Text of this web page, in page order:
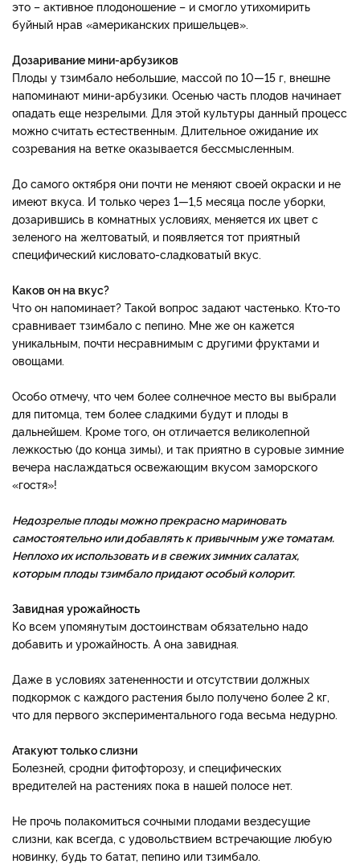
это – активное плодоношение – и смогло утихомирить
буйный нрав «американских пришельцев».
Дозаривание мини-арбузиков
Плоды у тзимбало небольшие, массой по 10—15 г, внешне
напоминают мини-арбузики. Осенью часть плодов начинает
опадать еще незрелыми. Для этой культуры данный процесс
можно считать естественным. Длительное ожидание их
созревания на ветке оказывается бессмысленным.
До самого октября они почти не меняют своей окраски и не
имеют вкуса. И только через 1—1,5 месяца после уборки,
дозарившись в комнатных условиях, меняется их цвет с
зеленого на желтоватый, и появляется тот приятный
специфический кисловато-сладковатый вкус.
Каков он на вкус?
Что он напоминает? Такой вопрос задают частенько. Кто-то
сравнивает тзимбало с пепино. Мне же он кажется
уникальным, почти несравнимым с другими фруктами и
овощами.
Особо отмечу, что чем более солнечное место вы выбрали
для питомца, тем более сладкими будут и плоды в
дальнейшем. Кроме того, он отличается великолепной
лежкостью (до конца зимы), и так приятно в суровые зимние
вечера наслаждаться освежающим вкусом заморского
«гостя»!
Недозрелые плоды можно прекрасно мариновать
самостоятельно или добавлять к привычным уже томатам.
Неплохо их использовать и в свежих зимних салатах,
которым плоды тзимбало придают особый колорит.
Завидная урожайность
Ко всем упомянутым достоинствам обязательно надо
добавить и урожайность. А она завидная.
Даже в условиях затененности и отсутствии должных
подкормок с каждого растения было получено более 2 кг,
что для первого экспериментального года весьма недурно.
Атакуют только слизни
Болезней, сродни фитофторозу, и специфических
вредителей на растениях пока в нашей полосе нет.
Не прочь полакомиться сочными плодами вездесущие
слизни, как всегда, с удовольствием встречающие любую
новинку, будь то батат, пепино или тзимбало.